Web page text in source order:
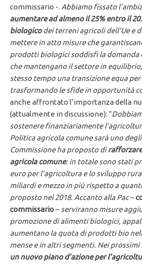
commissario -. Abbiamo fissato
aumentare ad almeno il 25% entro il
biologicodei terreni agricoli dell’Ue e
mettere in atto misure che
prodotti biologici soddisfi la domanda
che mantengano il settore in
stesso tempo una transizione equa
trasformando le sfide in opportunità
anche affrontato l’importanza della
(attualmente in discussione): “
sostenere finanziariamente
Politica agricola comune sarà uno
Commissione ha proposto di
agricola comune: in totale sono stati
euro per l’agricoltura e lo sviluppo
miliardi e mezzo in più rispetto a
proposto nel 2018. Accanto alla Pac–
commissario– serviranno misure
promozione di alimenti biologici,
aumentano la quota di prodotti bio
mense e in altri segmenti. Nei prossimi
un nuovo piano d’azione per